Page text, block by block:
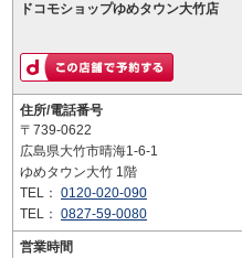
ドコモショップゆめタウン大竹店
住所/電話番号
〒739-0622
広島県大竹市晴海1-6-1
ゆめタウン大竹 1階
TEL： 0120-020-090
TEL： 0827-59-0080
営業時間